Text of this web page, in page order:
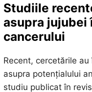
Studiile
asupra jujubei
cancerului
Recent, cercetările
asupra potențialului
studiu publicat în